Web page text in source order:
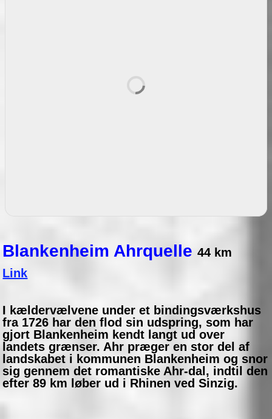
Blankenheim Ahrquelle44 km
Link
I kældervælvene under et bindingsværkshus
fra 1726 har den flod sin udspring, som har
gjort Blankenheim kendt langt ud over
landets grænser. Ahr præger en stor del af
landskabet i kommunen Blankenheim og snor
sig gennem det romantiske Ahr-dal, indtil den
efter 89 km løber ud i Rhinen ved Sinzig.